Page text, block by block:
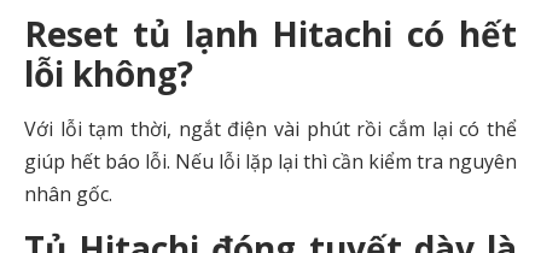
Reset tủ lạnh Hitachi có hết
lỗi không?
Với lỗi tạm thời, ngắt điện vài phút rồi cắm lại có thể
giúp hết báo lỗi. Nếu lỗi lặp lại thì cần kiểm tra nguyên
nhân gốc.